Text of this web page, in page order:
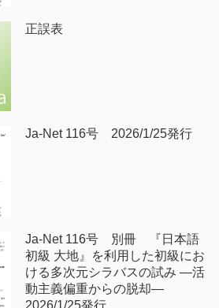
正誤表
Ja-Net 116号 2026/1/25発行
Ja-Net 116号 別冊 『日本語
初級 大地』を利用した初級にお
ける多次元シラバスの試み —活
動主義偏重からの脱却—
2026/1/25発行